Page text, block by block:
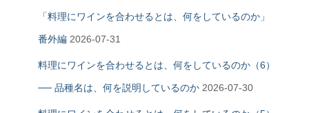
「料理にワインを合わせるとは、何をしているのか」
番外編 2026-07-31
料理にワインを合わせるとは、何をしているのか（6）
── 品種名は、何を説明しているのか 2026-07-30